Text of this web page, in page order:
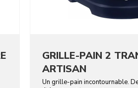
GRILLE-PAIN 2
ARTISAN
Un grille-pain incontournable.